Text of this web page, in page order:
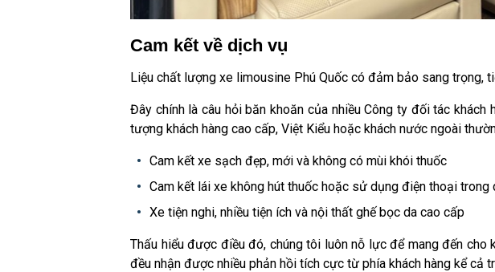
Cam kết về dịch vụ
Liệu chất lượng xe limousine Phú Quốc có đảm bảo sang trọng,
Đây chính là câu hỏi băn khoăn của nhiều Công ty đối tác
tượng khách hàng cao cấp, Việt Kiểu hoặc khách nước ngoài
Cam kết xe sạch đẹp, mới và không có mùi khói thuốc
Cam kết lái xe không hút thuốc hoặc sử dụng điện thoại trong
Xe tiện nghi, nhiều tiện ích và nội thất ghế bọc da cao cấp
Thấu hiểu được điều đó, chúng tôi luôn nỗ lực để mang đến cho
đều nhận được nhiều phản hồi tích cực từ phía khách hàng kể cả